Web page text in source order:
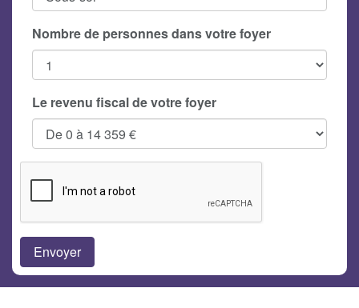
Nombre de personnes dans votre foyer
Le revenu fiscal de votre foyer